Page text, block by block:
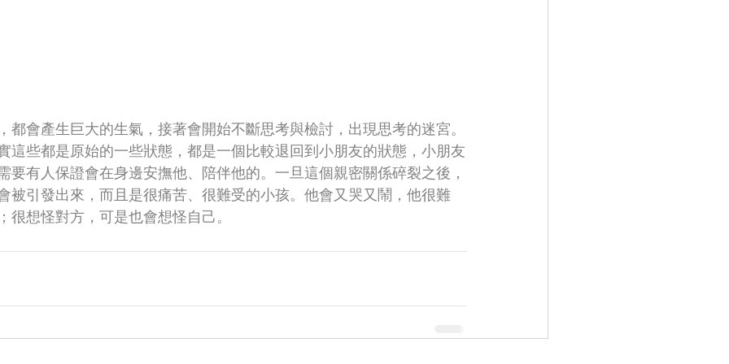
都會產生巨大的生氣，接著會開始不斷思考與檢討，出現思考的迷宮。
這些都是原始的一些狀態，都是一個比較退回到小朋友的狀態，小朋友
要有人保證會在身邊安撫他、陪伴他的。一旦這個親密關係碎裂之後，
被引發出來，而且是很痛苦、很難受的小孩。他會又哭又鬧，他很難
很想怪對方，可是也會想怪自己。